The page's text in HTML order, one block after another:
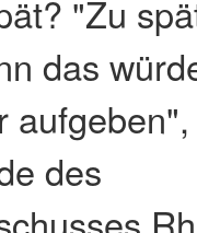
"Zu
das
des